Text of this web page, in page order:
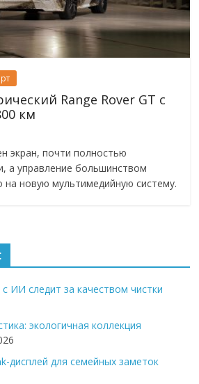
Range Rover GT с
км
экран, почти полностью
а управление большинством
новую мультимедийную систему.
ИИ следит за качеством чистки
экологичная коллекция
дисплей для семейных заметок